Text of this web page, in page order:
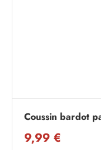
Coussin bardot
9,99 €